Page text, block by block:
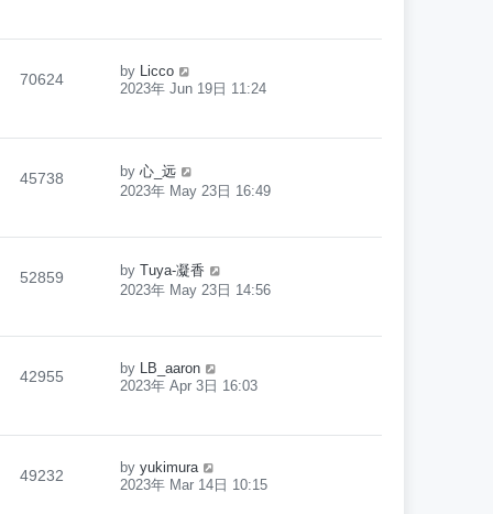
70624 by Licco
2023年 Jun 19日 11:24
45738 by 心_远
2023年 May 23日 16:49
52859 by Tuya-凝香
2023年 May 23日 14:56
42955 by LB_aaron
2023年 Apr 3日 16:03
49232 by yukimura
2023年 Mar 14日 10:15